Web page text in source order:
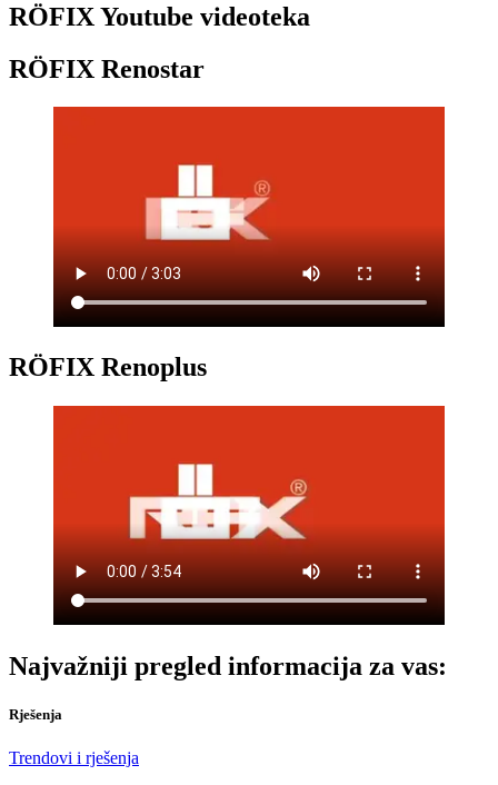
RÖFIX Youtube videoteka
RÖFIX Renostar
RÖFIX Renoplus
Najvažniji pregled informacija za vas:
Rješenja
Trendovi i rješenja